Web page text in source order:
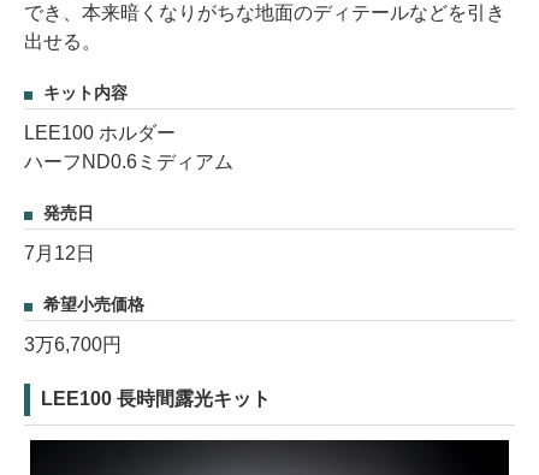
でき、本来暗くなりがちな地面のディテールなどを引き
出せる。
キット内容
LEE100 ホルダー
ハーフND0.6ミディアム
発売日
7月12日
希望小売価格
3万6,700円
LEE100 長時間露光キット